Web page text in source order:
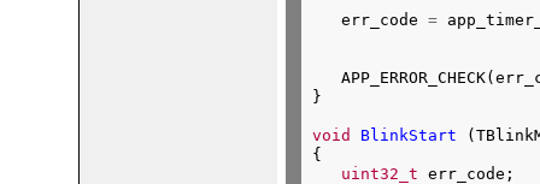
   err_code
=
}
void BlinkStart
{
uint32_t